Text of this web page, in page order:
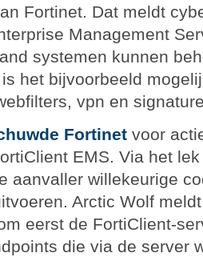
Fortinet. Dat meldt
Management
systemen kunnen
het bijvoorbeeld
vpn en
Fortinetvoor
EMS. Via het
aanvaller willekeurige
Arctic Wolf
eerst de FortiClient-
die via de server